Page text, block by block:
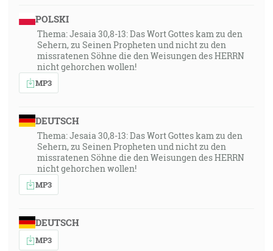
POLSKI
Thema: Jesaia 30,8-13: Das Wort Gottes kam zu den
Sehern, zu Seinen Propheten und nicht zu den
missratenen Söhne die den Weisungen des HERRN
nicht gehorchen wollen!
MP3
DEUTSCH
Thema: Jesaia 30,8-13: Das Wort Gottes kam zu den
Sehern, zu Seinen Propheten und nicht zu den
missratenen Söhne die den Weisungen des HERRN
nicht gehorchen wollen!
MP3
DEUTSCH
MP3